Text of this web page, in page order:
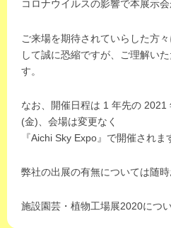
-
n
t
s
t
f
コロナウイルスの影響で本展示
ご来場を期待されていらした方
して誠に恐縮ですが、ご理解い
す。
なお、開催日程は 1 年先の
(金)、会場は変更なく
『Aichi Sky Expo』で開催されま
弊社の出展の有無については随時
施設園芸・植物工場展2020につ